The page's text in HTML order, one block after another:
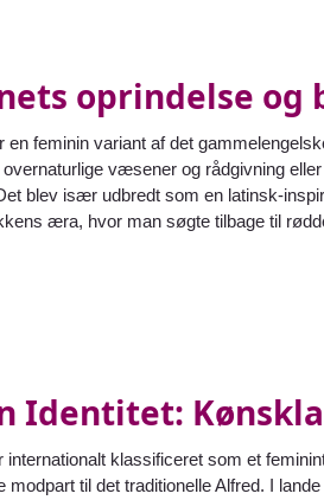
oprindelse og
en feminin variant af det
overnaturlige væsener og rådgivning
blev især udbredt som en latinsk-
æra, hvor man søgte tilbage til
Identitet:
internationalt klassificeret som et
modpart til det traditionelle Alfred. I